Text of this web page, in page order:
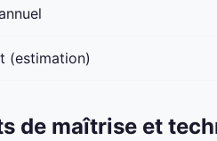
(estimation)
de maîtrise et